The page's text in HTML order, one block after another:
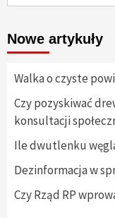
Nowe artykuły
Walka o czyste
Czy pozyskiwać
konsultacji
Ile dwutlenku
Dezinformacja w
Czy Rząd RP